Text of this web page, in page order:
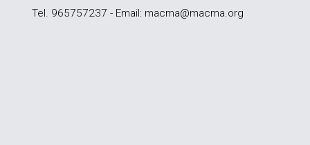
Tel. 965757237 - Email: macma@macma.org